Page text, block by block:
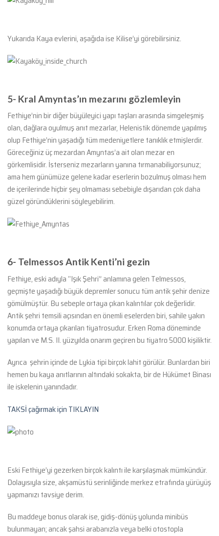
Yukarıda Kaya evlerini, aşağıda ise Kilise’yi görebilirsiniz.
5- Kral Amyntas’ın mezarını gözlemleyin
Fethiye’nin bir diğer büyüleyici yapı taşları arasında simgeleşmiş
olan, dağlara oyulmuş anıt mezarlar, Helenistik dönemde yapılmış
olup Fethiye’nin yaşadığı tüm medeniyetlere tanıklık etmişlerdir.
Göreceğiniz üç mezardan Amyntas’a ait olan mezar en
görkemlisidir. İsterseniz mezarların yanına tırmanabiliyorsunuz;
ama hem günümüze gelene kadar eserlerin bozulmuş olması hem
de içerilerinde hiçbir şey olmaması sebebiyle dışarıdan çok daha
güzel göründüklerini söyleyebilirim.
6- Telmessos Antik Kenti’ni gezin
Fethiye, eski adıyla “Işık Şehri” anlamına gelen Telmessos,
geçmişte yaşadığı büyük depremler sonucu tüm antik şehir denize
gömülmüştür. Bu sebeple ortaya çıkan kalıntılar çok değerlidir.
Antik şehri temsili açısından en önemli eselerden biri, sahile yakın
konumda ortaya çıkarılan tiyatrosudur. Erken Roma döneminde
yapılan ve M.S. II. yüzyılda onarım geçiren bu tiyatro 5000 kişiliktir.
Ayrıca şehrin içinde de Lykia tipi birçok lahit görülür. Bunlardan biri
hemen bu kaya anıtlarının altındaki sokakta, bir de Hükümet Binası
ile iskelenin yanındadır.
TAKSİ çağırmak için TIKLAYIN
Eski Fethiye’yi gezerken birçok kalıntı ile karşılaşmak mümkündür.
Dolayısıyla size, akşamüstü serinliğinde merkez etrafında yürüyüş
yapmanızı tavsiye derim.
Bu maddeye bonus olarak ise, gidiş-dönüş yolunda minibüs
bulunmayan; ancak şahsi arabanızla veya belki otostopla